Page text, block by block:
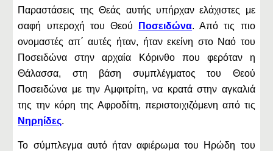
Παραστάσεις της Θεάς αυτής υπήρχαν ελάχιστες με
σαφή υπεροχή του Θεού
Ποσειδώνα. Από τις πιο
ονομαστές απ΄ αυτές ήταν, ήταν εκείνη στο Ναό του
Ποσειδώνα στην αρχαία Κόρινθο που φερόταν η
Θάλασσα, στη βάση συμπλέγματος του Θεού
Ποσειδώνα με την Αμφιτρίτη, να κρατά στην αγκαλιά
της την κόρη της Αφροδίτη, περιστοιχιζόμενη από τις
Νηρηίδες.
Το σύμπλεγμα αυτό ήταν αφιέρωμα του Ηρώδη του